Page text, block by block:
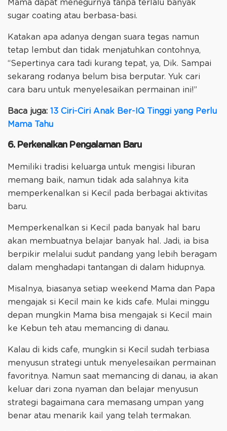
Mama dapat menegurnya tanpa terlalu banyak
sugar coating atau berbasa-basi.
Katakan apa adanya dengan suara tegas namun
tetap lembut dan tidak menjatuhkan contohnya,
“Sepertinya cara tadi kurang tepat, ya, Dik. Sampai
sekarang rodanya belum bisa berputar. Yuk cari
cara baru untuk menyelesaikan permainan ini!”
Baca juga: 13 Ciri-Ciri Anak Ber-IQ Tinggi yang Perlu
Mama Tahu
6. Perkenalkan Pengalaman Baru
Memiliki tradisi keluarga untuk mengisi liburan
memang baik, namun tidak ada salahnya kita
memperkenalkan si Kecil pada berbagai aktivitas
baru.
Memperkenalkan si Kecil pada banyak hal baru
akan membuatnya belajar banyak hal. Jadi, ia bisa
berpikir melalui sudut pandang yang lebih beragam
dalam menghadapi tantangan di dalam hidupnya.
Misalnya, biasanya setiap weekend Mama dan Papa
mengajak si Kecil main ke kids cafe. Mulai minggu
depan mungkin Mama bisa mengajak si Kecil main
ke Kebun teh atau memancing di danau.
Kalau di kids cafe, mungkin si Kecil sudah terbiasa
menyusun strategi untuk menyelesaikan permainan
favoritnya. Namun saat memancing di danau, ia akan
keluar dari zona nyaman dan belajar menyusun
strategi bagaimana cara memasang umpan yang
benar atau menarik kail yang telah termakan.